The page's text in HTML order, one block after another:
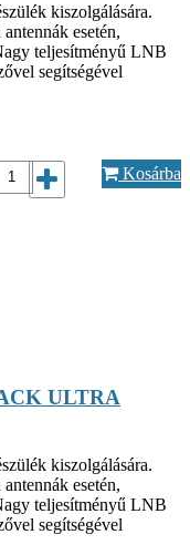
kiszolgálására.
esetén,
teljesítményű LNB
segítségével
Kosárba
ULTRA
kiszolgálására.
esetén,
teljesítményű LNB
segítségével